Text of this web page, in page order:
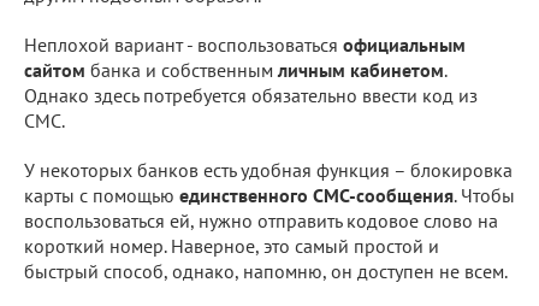
Неплохой вариант - воспользоваться официальным
сайтом банка и собственным личным кабинетом.
Однако здесь потребуется обязательно ввести код из
СМС.
У некоторых банков есть удобная функция – блокировка
карты с помощью единственного СМС-сообщения. Чтобы
воспользоваться ей, нужно отправить кодовое слово на
короткий номер. Наверное, это самый простой и
быстрый способ, однако, напомню, он доступен не всем.